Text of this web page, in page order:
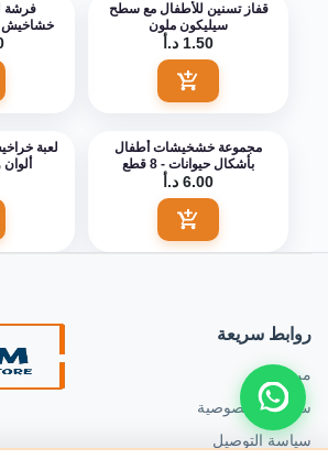
قفاز تسنين للأطفال مع سطح
سيليكون ملون
1.50 د.أ
اضف الى السلة
فرشة
مجموعة خشخيشات أطفال
بأشكال حيوانات - 8 قطع
6.00 د.أ
اضف الى السلة
لعبة
روابط سريعة
من نحن
سياسة الخصوصية
سياسة التوصيل